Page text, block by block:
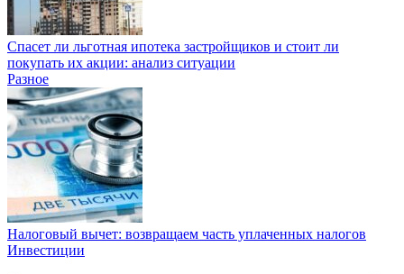
Спасет ли льготная ипотека застройщиков и стоит ли
покупать их акции: анализ ситуации
Разное
Налоговый вычет: возвращаем часть уплаченных налогов
Инвестиции